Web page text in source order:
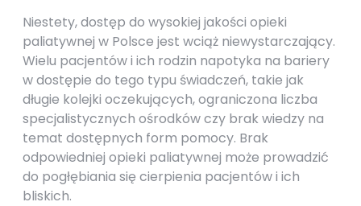
Niestety, dostęp do wysokiej jakości opieki
paliatywnej w Polsce jest wciąż niewystarczający.
Wielu pacjentów i ich rodzin napotyka na bariery
w dostępie do tego typu świadczeń, takie jak
długie kolejki oczekujących, ograniczona liczba
specjalistycznych ośrodków czy brak wiedzy na
temat dostępnych form pomocy. Brak
odpowiedniej opieki paliatywnej może prowadzić
do pogłębiania się cierpienia pacjentów i ich
bliskich.